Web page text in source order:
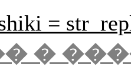
=
�